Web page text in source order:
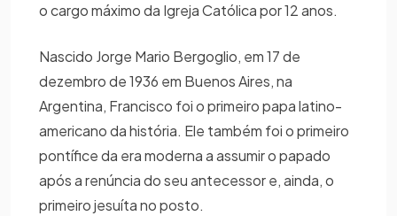
o cargo máximo da Igreja Católica por 12 anos.
Nascido Jorge Mario Bergoglio, em 17 de
dezembro de 1936 em Buenos Aires, na
Argentina, Francisco foi o primeiro papa latino-
americano da história. Ele também foi o primeiro
pontífice da era moderna a assumir o papado
após a renúncia do seu antecessor e, ainda, o
primeiro jesuíta no posto.